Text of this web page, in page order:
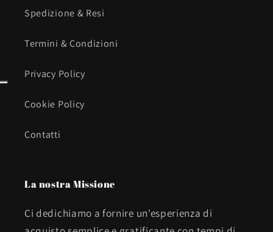
Spedizione & Resi
Termini & Condizioni
Privacy Policy
Cookie Policy
Contatti
La nostra Missione
Ci dedichiamo a fornire un'esperienza di